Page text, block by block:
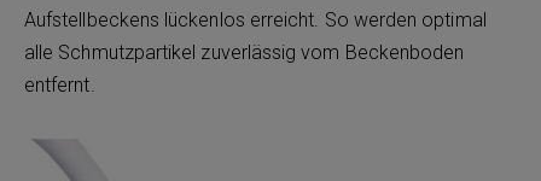
Aufstellbeckens lückenlos erreicht. So werden optimal
alle Schmutzpartikel zuverlässig vom Beckenboden
entfernt.